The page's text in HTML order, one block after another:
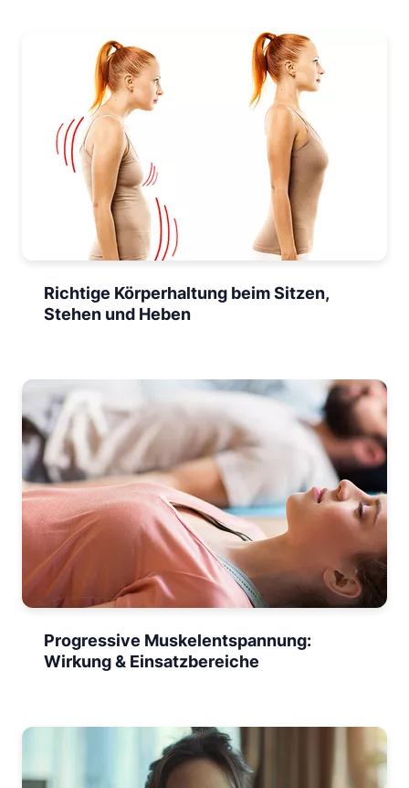
Richtige Körperhaltung beim Sitzen,
Stehen und Heben
Progressive Muskelentspannung:
Wirkung & Einsatzbereiche